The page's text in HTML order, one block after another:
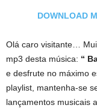
DOWNLOAD
Olá caro visitante…
mp3 desta música: “
e desfrute no máximo
playlist, mantenha-se
lançamentos musicais